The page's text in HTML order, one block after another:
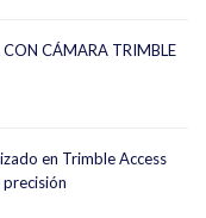
CÁMARA TRIMBLE
en Trimble Access
precisión